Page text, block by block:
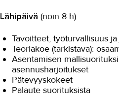
Lähipäivä (noin 8 h)
Tavoitteet, työturvallisuus
Teoriakoe (tarkistava):
Asentamisen
asennusharjoitukset
Pätevyyskokeet
Palaute suorituksista